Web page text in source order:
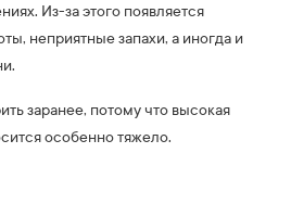
Из-за этого появляется
неприятные запахи, а иногда и
заранее, потому что высокая
особенно тяжело.